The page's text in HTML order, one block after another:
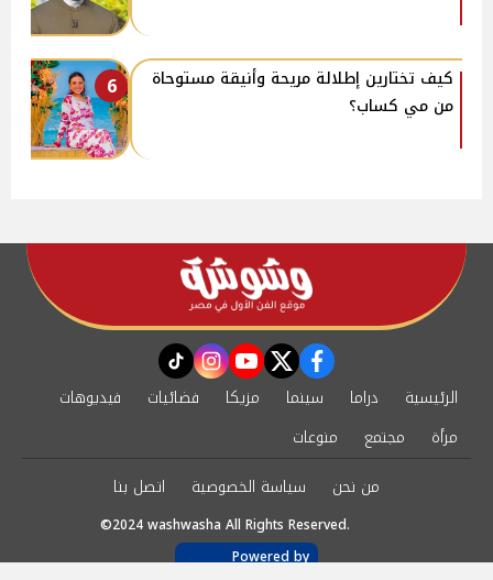
6
كيف تختارين إطلالة مريحة وأنيقة مستوحاة
من مي كساب؟
facebook
twitter
youtube
instagram
tiktok
الرئيسية دراما سينما مزيكا فضائيات
فيديوهات
مرأة
مجتمع
منوعات
من نحن
سياسة الخصوصية اتصل بنا
©2024 washwasha All Rights Reserved.
Powered by